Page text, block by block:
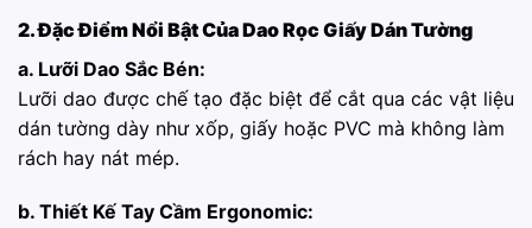
2. Đặc Điểm Nổi Bật Của Dao Rọc Giấy Dán Tường
a. Lưỡi Dao Sắc Bén:
Lưỡi dao được chế tạo đặc biệt để cắt qua các vật liệu
dán tường dày như xốp, giấy hoặc PVC mà không làm
rách hay nát mép.
b. Thiết Kế Tay Cầm Ergonomic: